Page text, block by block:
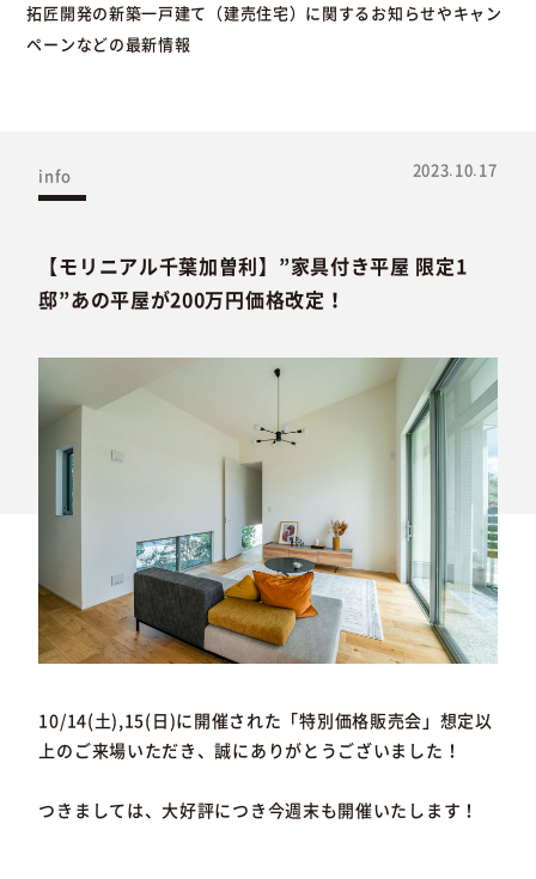
拓匠開発の新築一戸建て（建売住宅）に関するお知らせやキャン
ペーンなどの最新情報
info 2023.10.17
【モリニアル千葉加曽利】”家具付き平屋 限定1
邸”あの平屋が200万円価格改定！
10/14(土),15(日)に開催された「特別価格販売会」想定以
上のご来場いただき、誠にありがとうございました！
つきましては、大好評につき今週末も開催いたします！